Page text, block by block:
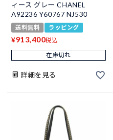
ィース グレー CHANEL
A92236 Y60767 NJ530
送料無料 ラッピング
¥913,400税込
在庫切れ
詳細を見る